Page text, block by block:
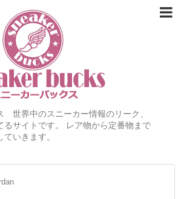
世界中のスニーカー情報のリーク、
るサイトです。 レア物から定番物まで
いきます。